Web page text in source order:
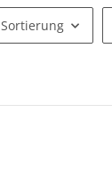
Sortierung